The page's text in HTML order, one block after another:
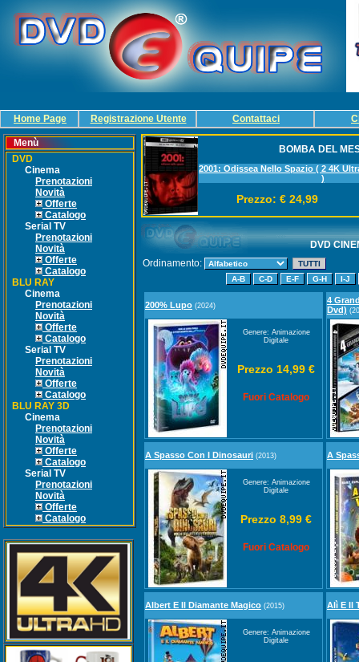
Home Page Registrazione Utente Contattaci
Menù
DVD
Cinema
Prenotazioni
Novità
Offerte
Catalogo
Serial TV
Prenotazioni
Novità
Offerte
Catalogo
BLU RAY
Cinema
Prenotazioni
Novità
Offerte
Catalogo
Serial TV
Prenotazioni
Novità
Offerte
Catalogo
BLU RAY 3D
Cinema
Prenotazioni
Novità
Offerte
Catalogo
Serial TV
Prenotazioni
Novità
Offerte
Catalogo
BOMBA DEL
2001: Odissea Nello Spazio ( 2 4K
)
Prezzo: € 24,99
DVD
Ordinamento:
200% Lupo (2024)
Genere: Animazione
Digitale
Prezzo 14,99 €
Fuori Catalogo
4
Dvd)
A Spasso Con I Dinosauri (2013)
Genere: Animazione
Digitale
Prezzo 8,99 €
Fuori Catalogo
A
Albert E Il Diamante Magico (2015)
Genere: Animazione
Digitale
Alì E Il